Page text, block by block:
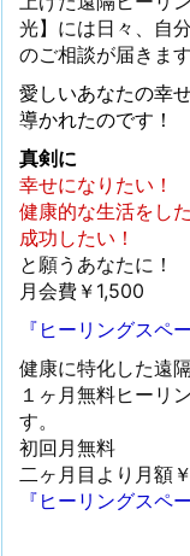
光】には日々、自
のご相談が届きます
愛しいあなたの幸
導かれたのです！
真剣に
幸せになりたい！
健康的な生活をし
成功したい！
と願うあなたに！
月会費￥1,500
『ヒーリングスペ
健康に特化した遠
１ヶ月無料ヒーリ
す。
初回月無料
二ヶ月目より月額
『ヒーリングスペ